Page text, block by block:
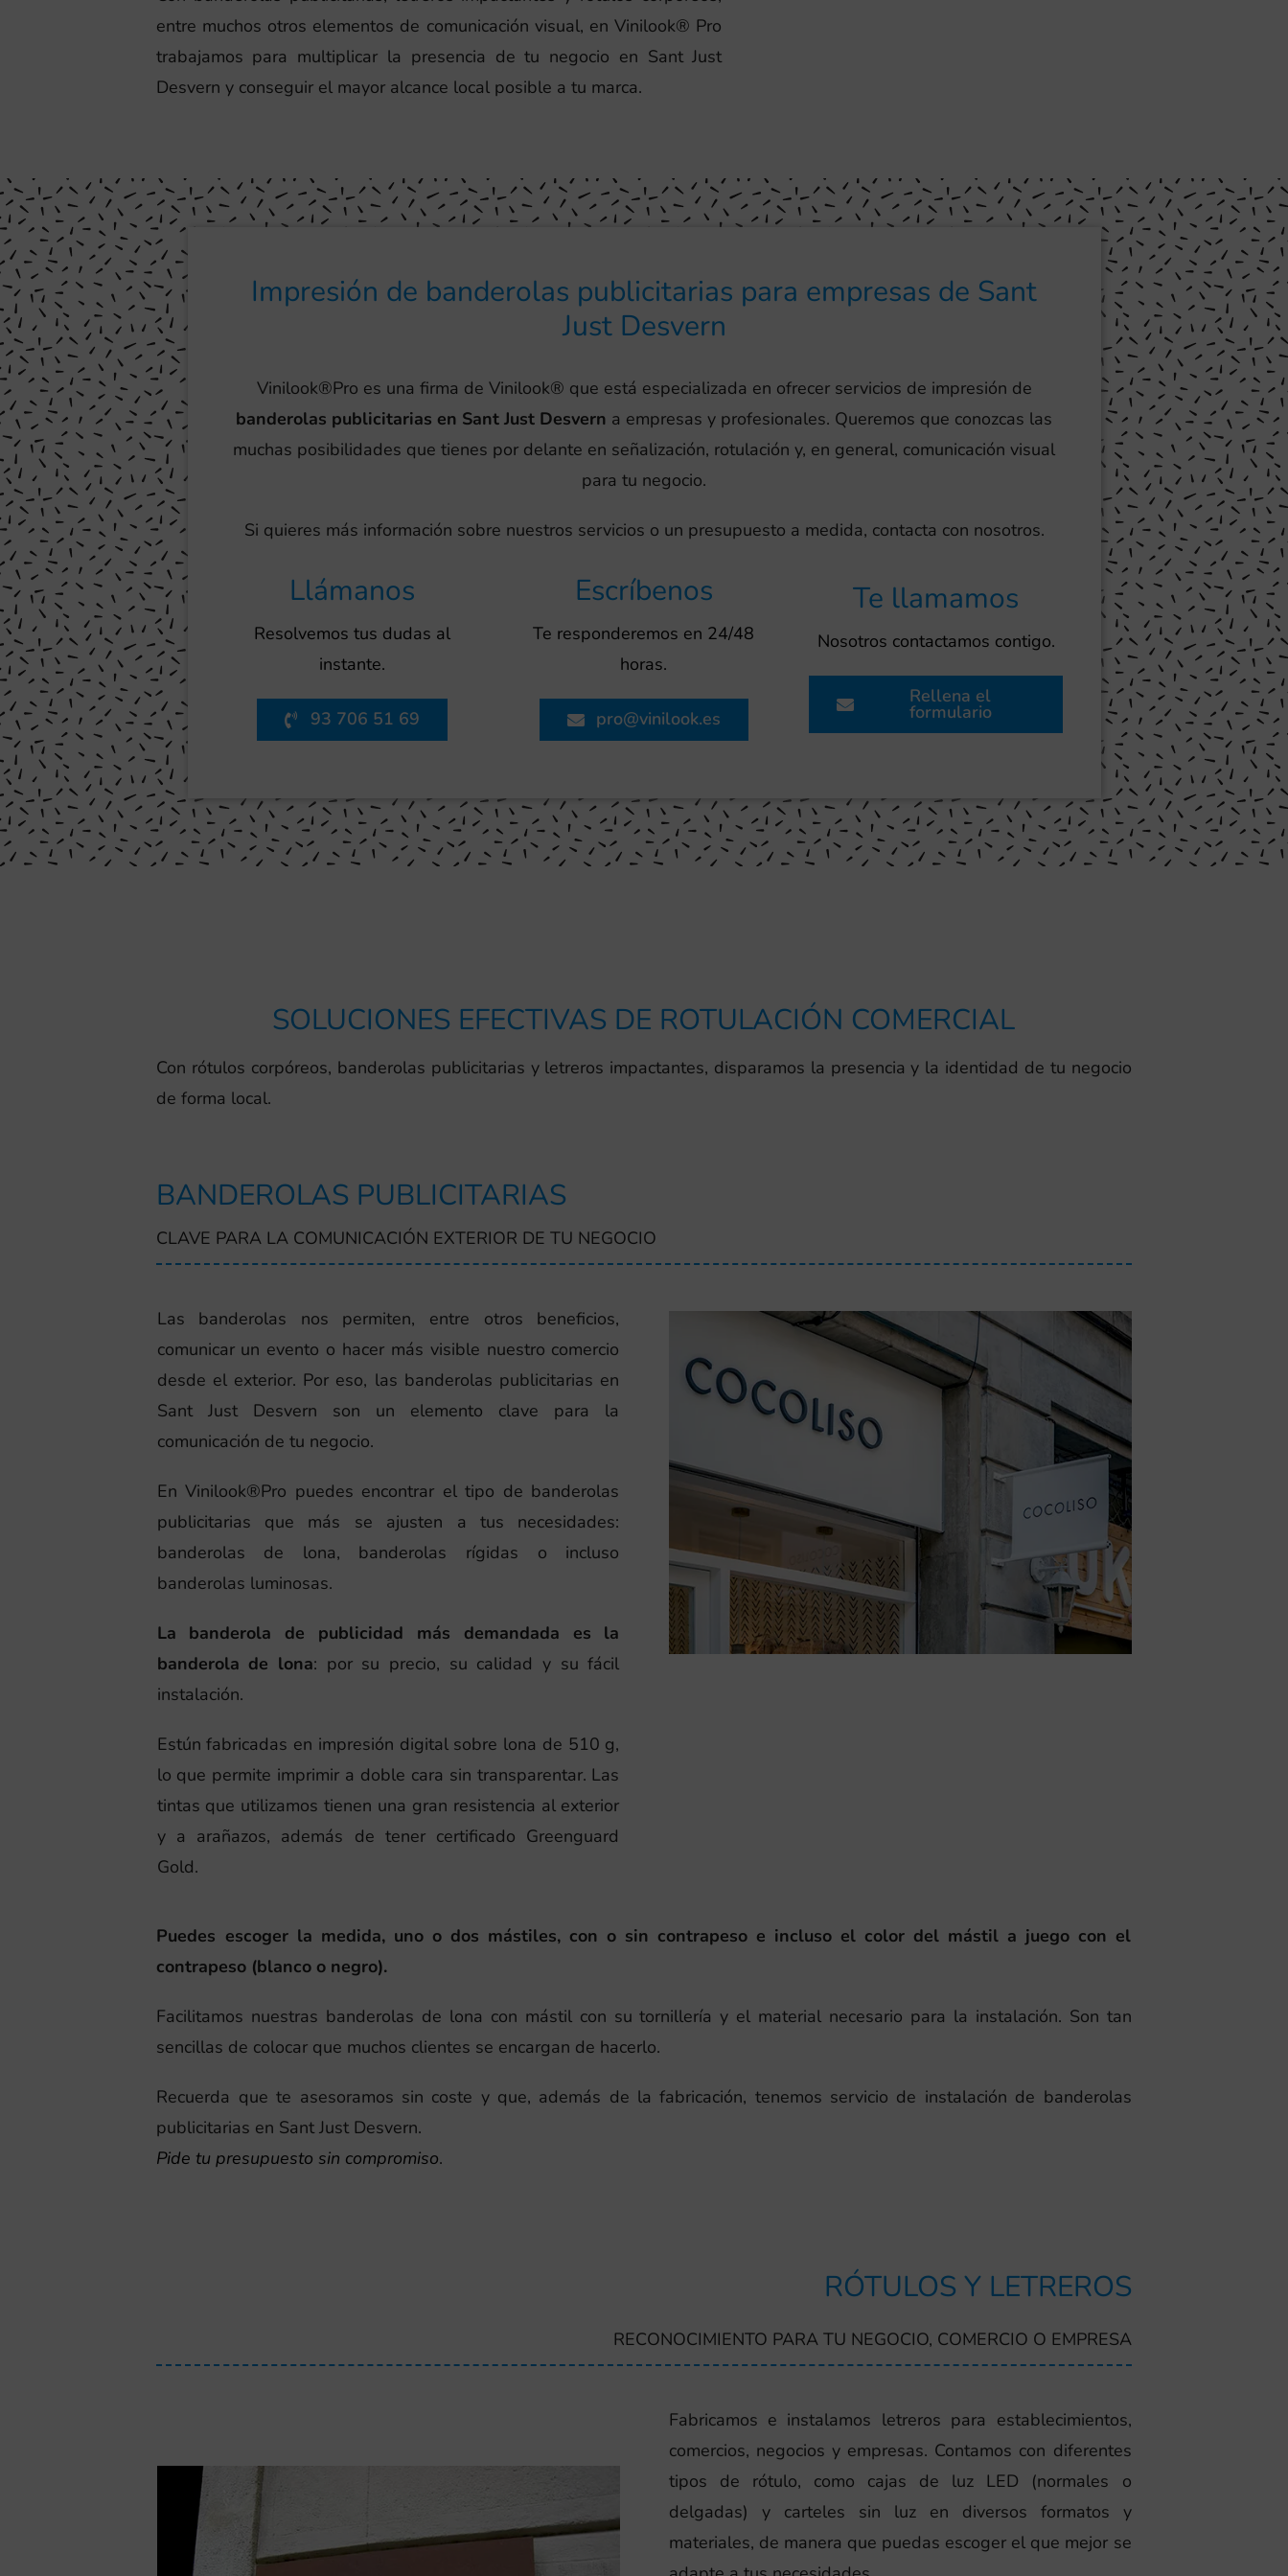
entre muchos otros elementos de comunicación visual, en Vinilook® Pro
trabajamos para multiplicar la presencia de tu negocio en Sant Just
Desvern y conseguir el mayor alcance local posible a tu marca.
Impresión de banderolas publicitarias para empresas de Sant
Just Desvern
Vinilook®Pro es una firma de Vinilook® que está especializada en ofrecer servicios de impresión de
banderolas publicitarias en Sant Just Desvern a empresas y profesionales. Queremos que conozcas las
muchas posibilidades que tienes por delante en señalización, rotulación y, en general, comunicación visual
para tu negocio.
Si quieres más información sobre nuestros servicios o un presupuesto a medida, contacta con nosotros.
Llámanos
Resolvemos tus dudas al
instante.
93 706 51 69
Escríbenos
Te responderemos en 24/48
horas.
pro@vinilook.es
Te llamamos
Nosotros contactamos contigo.
Rellena el
formulario
SOLUCIONES EFECTIVAS DE ROTULACIÓN COMERCIAL
Con rótulos corpóreos, banderolas publicitarias y letreros impactantes, disparamos la presencia y la identidad de tu negocio
de forma local.
BANDEROLAS PUBLICITARIAS
CLAVE PARA LA COMUNICACIÓN EXTERIOR DE TU NEGOCIO
Las banderolas nos permiten, entre otros beneficios,
comunicar un evento o hacer más visible nuestro comercio
desde el exterior. Por eso, las banderolas publicitarias en
Sant Just Desvern son un elemento clave para la
comunicación de tu negocio.
En Vinilook®Pro puedes encontrar el tipo de banderolas
publicitarias que más se ajusten a tus necesidades:
banderolas de lona, banderolas rígidas o incluso
banderolas luminosas.
La banderola de publicidad más demandada es la
banderola de lona: por su precio, su calidad y su fácil
instalación.
Estún fabricadas en impresión digital sobre lona de 510 g,
lo que permite imprimir a doble cara sin transparentar. Las
tintas que utilizamos tienen una gran resistencia al exterior
y a arañazos, además de tener certificado Greenguard
Gold.
Puedes escoger la medida, uno o dos mástiles, con o sin contrapeso e incluso el color del mástil a juego con el
contrapeso (blanco o negro).
Facilitamos nuestras banderolas de lona con mástil con su tornillería y el material necesario para la instalación. Son tan
sencillas de colocar que muchos clientes se encargan de hacerlo.
Recuerda que te asesoramos sin coste y que, además de la fabricación, tenemos servicio de instalación de banderolas
publicitarias en Sant Just Desvern.
Pide tu presupuesto sin compromiso.
RÓTULOS Y LETREROS
RECONOCIMIENTO PARA TU NEGOCIO, COMERCIO O EMPRESA
Fabricamos e instalamos letreros para establecimientos,
comercios, negocios y empresas. Contamos con diferentes
tipos de rótulo, como cajas de luz LED (normales o
delgadas) y carteles sin luz en diversos formatos y
materiales, de manera que puedas escoger el que mejor se